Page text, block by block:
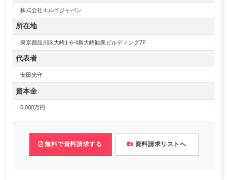
株式会社エルゴジャパン
所在地
東京都品川区大崎1-6-4新大崎勧業ビルディング7F
代表者
安田光守
資本金
5,000万円
無料で資料請求する 資料請求リストへ